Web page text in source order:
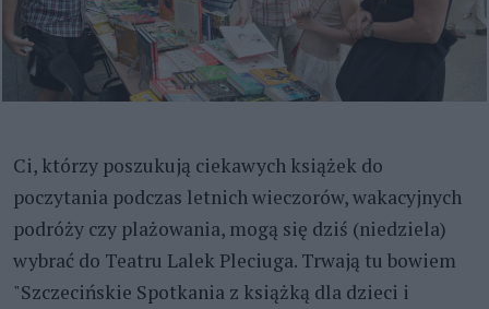
Ci, którzy poszukują ciekawych książek do
poczytania podczas letnich wieczorów, wakacyjnych
podróży czy plażowania, mogą się dziś (niedziela)
wybrać do Teatru Lalek Pleciuga. Trwają tu bowiem
"Szczecińskie Spotkania z książką dla dzieci i